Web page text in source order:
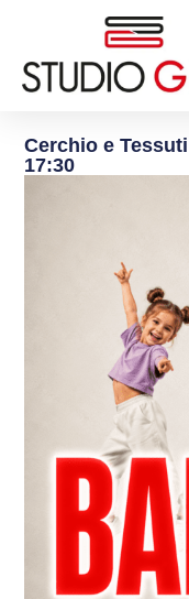
Cerchio e
17:30